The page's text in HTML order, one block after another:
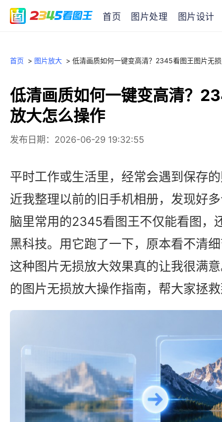
首页 图片处理 图片设计
首页 > 图片放大 > 低清画质如何一键变高清？2345看图王图片无
低清画质如何一键变高清？
放大怎么操作
发布日期：2026-06-29 19:32:55
平时工作或生活里，经常会遇到保存
近我整理以前的旧手机相册，发现好
脑里常用的2345看图王不仅能看图，
黑科技。用它跑了一下，原本看不清
这种图片无损放大效果真的让我很满
的图片无损放大操作指南，帮大家拯